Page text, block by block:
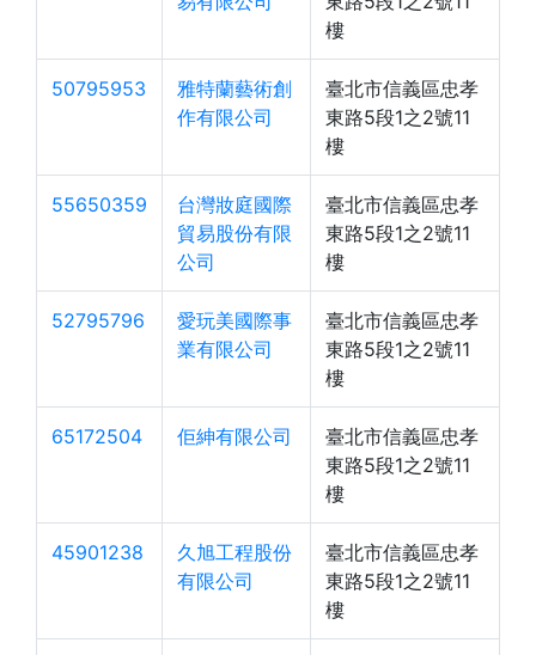
樓
50795953
雅特蘭藝術創
作有限公司
臺北市信義區忠孝
東路5段1之2號11
樓
55650359
台灣妝庭國際
貿易股份有限
公司
臺北市信義區忠孝
東路5段1之2號11
樓
52795796
愛玩美國際事
業有限公司
臺北市信義區忠孝
東路5段1之2號11
樓
65172504 佢紳有限公司
臺北市信義區忠孝
東路5段1之2號11
樓
45901238
久旭工程股份
有限公司
臺北市信義區忠孝
東路5段1之2號11
樓